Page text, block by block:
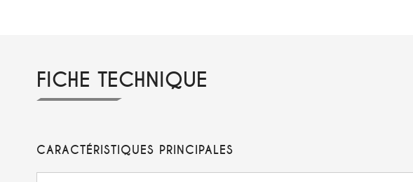
FICHE TECHNIQUE
CARACTÉRISTIQUES PRINCIPALES